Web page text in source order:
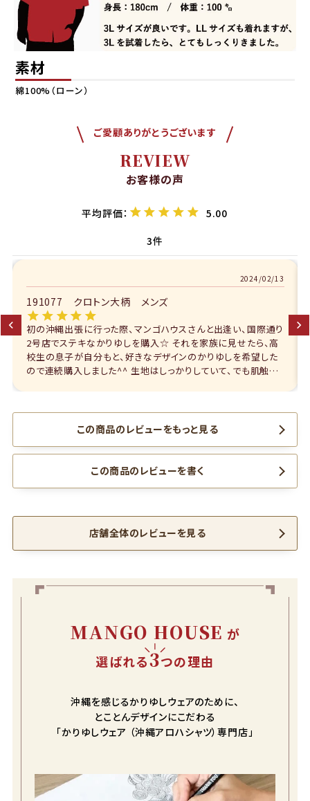
素材
綿100%（ローン）
ご愛顧ありがとうございます
REVIEW
お客様の声
5.00
3
2024/02/13
191077 クロトン大柄 メンズ
初の沖縄出張に行った際、マンゴハウスさんと出逢い、国際通り
2号店でステキなかりゆしを購入☆ それを家族に見せたら、高
校生の息子が自分もと、好きなデザインのかりゆしを希望した
ので連続購入しました^^ 生地はしっかりしていて、でも肌触り
この商品のレビューをもっと見る
この商品のレビューを書く
店舗全体のレビューを見る
MANGO HOUSE が
選ばれる3つの理由
沖縄を感じるかりゆしウェアのために、
とことんデザインにこだわる
「かりゆしウェア （沖縄アロハシャツ）専門店」